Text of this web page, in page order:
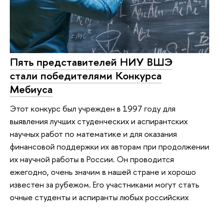
Пять представителей НИУ ВШЭ
стали победителями Конкурса
Мебиуса
Этот конкурс был учрежден в 1997 году для
выявления лучших студенческих и аспирантских
научных работ по математике и для оказания
финансовой поддержки их авторам при продолжении
их научной работы в России. Он проводится
ежегодно, очень значим в нашей стране и хорошо
известен за рубежом. Его участниками могут стать
очные студенты и аспиранты любых российских